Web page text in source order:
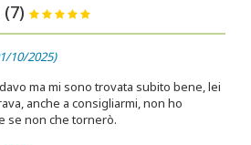
(7)
10/2025)
ma mi sono trovata subito bene, lei
anche a consigliarmi, non ho
se non che tornerò.